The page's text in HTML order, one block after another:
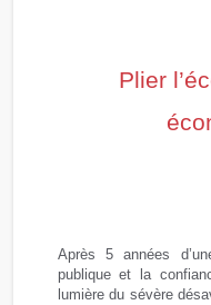
Plier
Après 5 années
publique et la
lumière du sévère